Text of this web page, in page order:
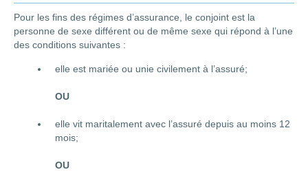
Pour les fins des régimes d’assurance, le conjoint est la
personne de sexe différent ou de même sexe qui répond à l’une
des conditions suivantes :
elle est mariée ou unie civilement à l’assuré;
OU
elle vit maritalement avec l’assuré depuis au moins 12
mois;
OU